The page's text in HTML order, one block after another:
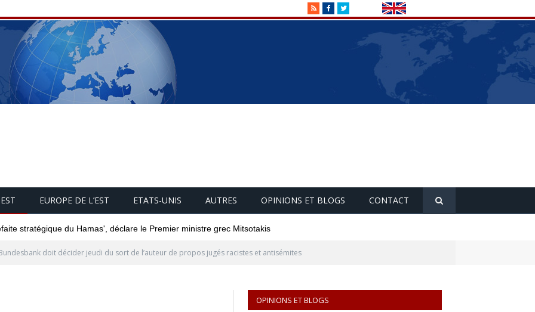
RSSFacebookTwitter
EUROPE DE L’EST ETATS-UNIS AUTRES OPINIONS ET BLOGS CONTACT
stratégique du Hamas', déclare le Premier ministre grec Mitsotakis
doit décider jeudi du sort de l’auteur de propos jugés racistes et antisémites
OPINIONS ET BLOGS